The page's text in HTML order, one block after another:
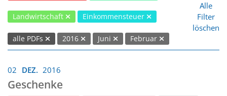
Landwirtschaft Einkommensteuer
alle PDFs 2016 Juni Februar
Alle
Filter
löschen
02 DEZ. 2016
Geschenke